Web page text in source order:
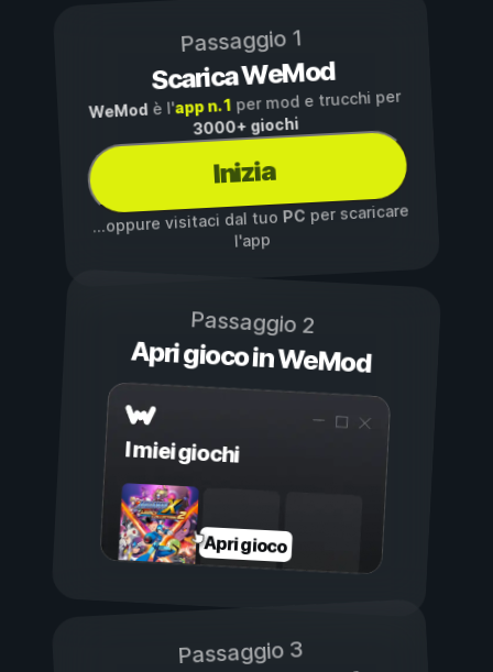
Passaggio 1
Scarica WeMod
WeMod è l'app n. 1per mod e trucchi per
3000+ giochi
Inizia
...oppure visitaci dal tuoPC per scaricare
l'app
Passaggio 2
Apri gioco in WeMod
I miei giochi
Apri gioco
Passaggio 3